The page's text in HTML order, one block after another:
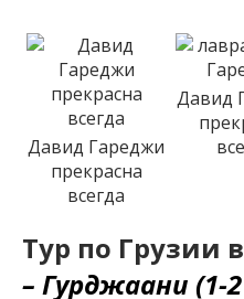
Давид Гареджи
прекрасна
всегда
Давид
Тур по Грузии
– Гурджаани (1-